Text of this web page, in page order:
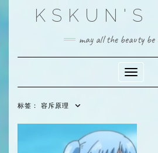
KSKUN'S
may all the beauty be
标签： 容斥原理